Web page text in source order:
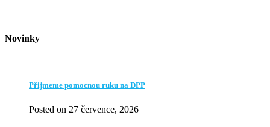
Novinky
Přijmeme pomocnou ruku na DPP
Posted on 27 července, 2026